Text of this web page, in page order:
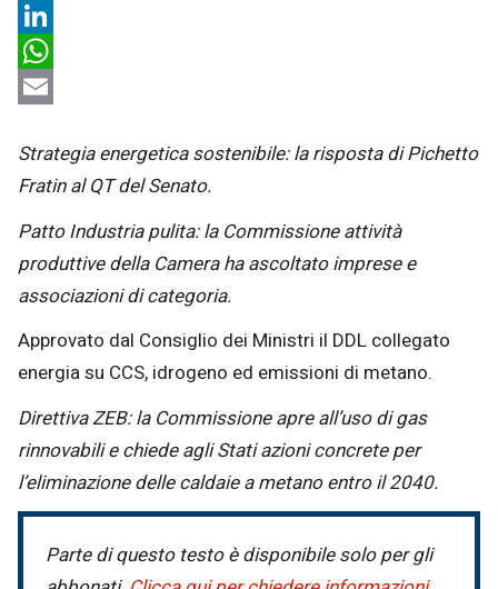
X
LinkedIn
WhatsApp
Strategia energetica sostenibile: la risposta di Pichetto
Fratin al QT del Senato.
Patto Industria pulita: la Commissione attività
produttive della Camera ha ascoltato imprese e
associazioni di categoria.
Approvato dal Consiglio dei Ministri il DDL collegato
energia su CCS, idrogeno ed emissioni di metano.
Direttiva ZEB: la Commissione apre all’uso di gas
rinnovabili e chiede agli Stati azioni concrete per
l’eliminazione delle caldaie a metano entro il 2040.
Parte di questo testo è disponibile solo per gli